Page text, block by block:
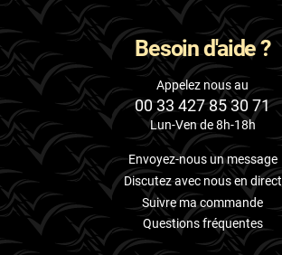
Besoin d'aide ?
Appelez nous au
00 33 427 85 30 71
Lun-Ven de 8h-18h
Envoyez-nous un message
Discutez avec nous en direct
Suivre ma commande
Questions fréquentes